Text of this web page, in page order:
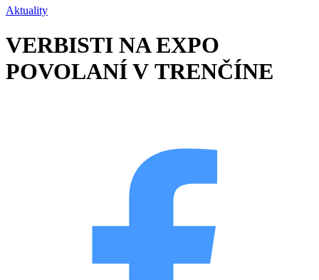
Aktuality
VERBISTI NA EXPO
POVOLANÍ V TRENČÍNE